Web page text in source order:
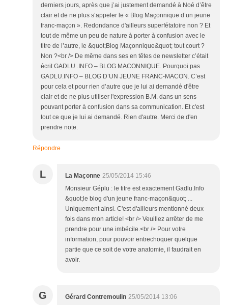
derniers jours, après que j’ai justement demandé à Noé d’être
clair et de ne plus s‘appeler le « Blog Maçonnique d’un jeune
franc-maçon ». Redondance d'ailleurs superfétatoire non ? Et
tout de même un peu de nature à porter à confusion avec le
titre de l’autre, le &quot;Blog Maçonnique&quot; tout court ?
Non ?<br /> De même dans ses en têtes de newsletter c’était
écrit GADLU .INFO – BLOG MACONNIQUE. Pourquoi pas
GADLU.INFO – BLOG D’UN JEUNE FRANC-MACON. C’est
pour cela et pour rien d’autre que je lui ai demandé d'être
clair et de ne plus utiliser l'expression B.M. dans un sens
pouvant porter à confusion dans sa communication. Et c'est
tout ce que je lui ai demandé. Rien d'autre. Merci de d'en
prendre note.
Répondre
L La Maçonne 25/05/2014 15:46
Monsieur Géplu : le titre est exactement Gadlu.Info
&quot;le blog d'un jeune franc-maçon&quot; ...
Uniquement ainsi. C'est d'ailleurs mentionné deux
fois dans mon article! <br /> Veuillez arrêter de me
prendre pour une imbécile.<br /> Pour votre
information, pour pouvoir entrechoquer quelque
partie que ce soit de votre anatomie, il faudrait en
avoir.
G Gérard Contremoulin 25/05/2014 13:06